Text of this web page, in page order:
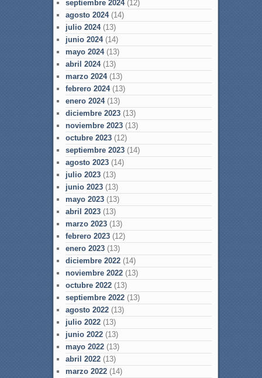
septiembre 2024(12)
agosto 2024(14)
julio 2024(13)
junio 2024(14)
mayo 2024(13)
abril 2024(13)
marzo 2024(13)
febrero 2024(13)
enero 2024(13)
diciembre 2023(13)
noviembre 2023(13)
octubre 2023(12)
septiembre 2023(14)
agosto 2023(14)
julio 2023(13)
junio 2023(13)
mayo 2023(13)
abril 2023(13)
marzo 2023(13)
febrero 2023(12)
enero 2023(13)
diciembre 2022(14)
noviembre 2022(13)
octubre 2022(13)
septiembre 2022(13)
agosto 2022(13)
julio 2022(13)
junio 2022(13)
mayo 2022(13)
abril 2022(13)
marzo 2022(14)